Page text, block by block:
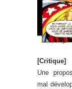
[Critique]
Une
mal